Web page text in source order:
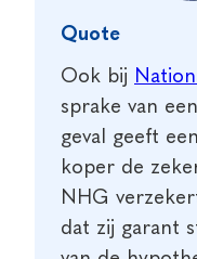
Quote
Ook bij
sprake van
geval geeft
koper de
NHG
dat zij garant